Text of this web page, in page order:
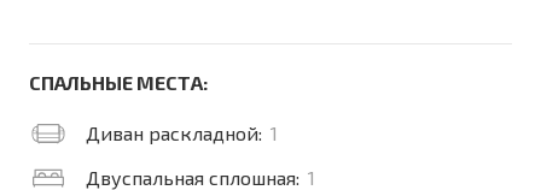
СПАЛЬНЫЕ МЕСТА:
Диван раскладной: 1
Двуспальная сплошная: 1